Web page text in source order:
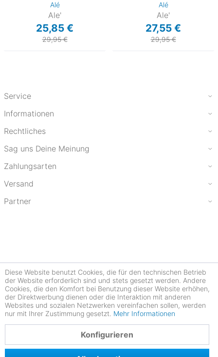
Alé
Ale'
25,85 €
29,95 €
Alé
Ale'
27,55 €
29,95 €
Service
Informationen
Rechtliches
Sag uns Deine Meinung
Zahlungsarten
Versand
Partner
Diese Website benutzt Cookies, die für den technischen Betrieb
der Website erforderlich sind und stets gesetzt werden. Andere
Cookies, die den Komfort bei Benutzung dieser Website erhöhen,
der Direktwerbung dienen oder die Interaktion mit anderen
Websites und sozialen Netzwerken vereinfachen sollen, werden
nur mit Ihrer Zustimmung gesetzt. Mehr Informationen
Konfigurieren